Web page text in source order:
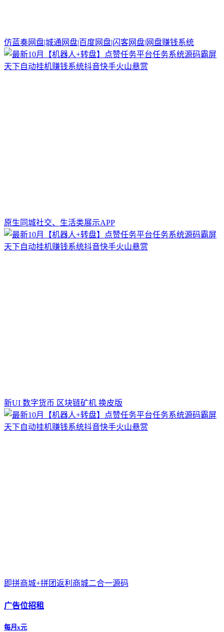
仿蓝奏网盘|城通网盘|百度网盘|闪客网盘|网盘赚钱系统
原生同城社交、生活类展示APP
新UI 数字货币 区块链矿机 换皮版
即拼商城+拼团返利商城二合一源码
广告位招租
每月x元